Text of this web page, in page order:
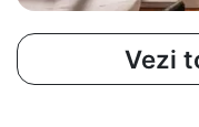
Vezi